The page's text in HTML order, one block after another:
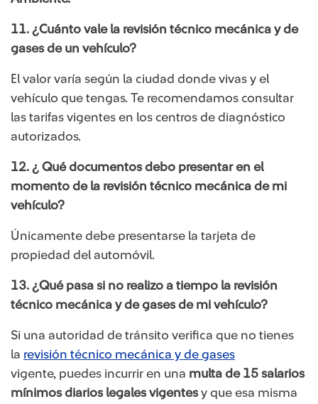
11. ¿Cuánto vale la revisión técnico mecánica y de
gases de un vehículo?
El valor varía según la ciudad donde vivas y el
vehículo que tengas. Te recomendamos consultar
las tarifas vigentes en los centros de diagnóstico
autorizados.
12. ¿ Qué documentos debo presentar en el
momento de la revisión técnico mecánica de mi
vehículo?
Únicamente debe presentarse la tarjeta de
propiedad del automóvil.
13. ¿Qué pasa si no realizo a tiempo la revisión
técnico mecánica y de gases de mi vehículo?
Si una autoridad de tránsito verifica que no tienes
la revisión técnico mecánica y de gases
vigente, puedes incurrir en una multa de 15 salarios
mínimos diarios legales vigentesy que esa misma